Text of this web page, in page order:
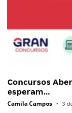
Concursos
esperam…
Camila Campos • 3